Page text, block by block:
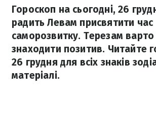
Гороскоп на сьогодні, 26
радить Левам присвятити час
саморозвитку. Терезам
знаходити позитив. Читайте
26 грудня для всіх знаків
матеріалі.